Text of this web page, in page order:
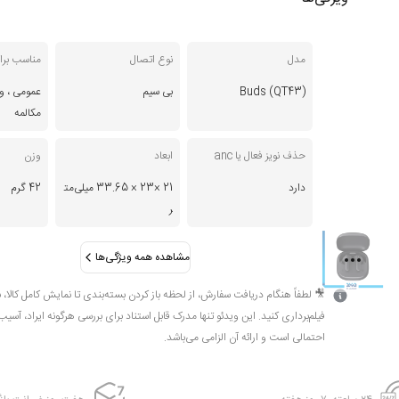
مدل
(Buds (QT43
نوع اتصال
بی سیم
مناسب
عمومی ،
مکالمه
حذف نویز فعال یا anc
دارد
ابعاد
21 ×23 × 33.65 میلی‌مت
ر
وزن
42 گرم
مشاهده همه ویژگی‌ها
🎥 لطفاً هنگام دریافت سفارش، از لحظه باز کردن بسته‌بندی تا نمایش کامل
فیلم‌برداری کنید. این ویدئو تنها مدرک قابل استناد برای بررسی هرگونه ایراد،
احتمالی است و ارائه آن الزامی می‌باشد.